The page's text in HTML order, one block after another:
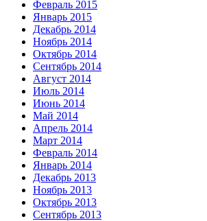
Февраль 2015
Январь 2015
Декабрь 2014
Ноябрь 2014
Октябрь 2014
Сентябрь 2014
Август 2014
Июль 2014
Июнь 2014
Май 2014
Апрель 2014
Март 2014
Февраль 2014
Январь 2014
Декабрь 2013
Ноябрь 2013
Октябрь 2013
Сентябрь 2013